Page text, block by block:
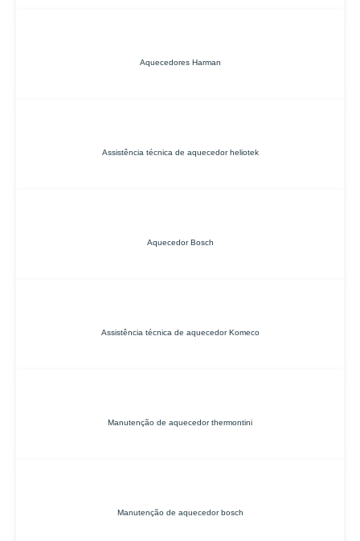
Aquecedores Harman
Assistência técnica de aquecedor heliotek
Aquecedor Bosch
Assistência técnica de aquecedor Komeco
Manutenção de aquecedor thermontini
Manutenção de aquecedor bosch